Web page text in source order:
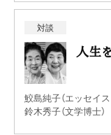
対談
人生
鮫島純子（エッセイス
鈴木秀子（文学博士）